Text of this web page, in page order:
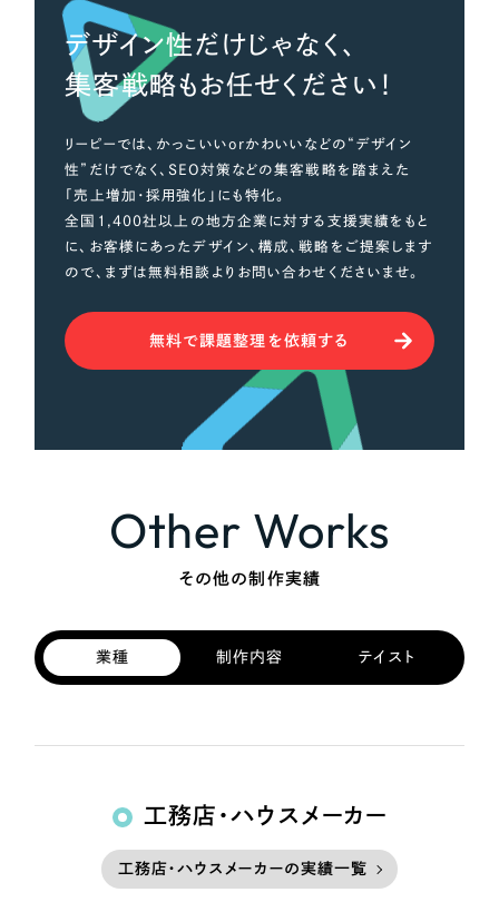
デザイン性だけじゃなく、
集客戦略もお任せください！
リーピーでは、かっこいいorかわいいなどの“デザイン
性”だけでなく、SEO対策などの集客戦略を踏まえた
「売上増加・採用強化」にも特化。
全国1,400社以上の地方企業に対する支援実績をもと
に、お客様にあったデザイン、構成、戦略をご提案します
ので、まずは無料相談よりお問い合わせくださいませ。
無料で課題整理を依頼する
Other Works
その他の制作実績
業種 制作内容 テイスト
工務店・ハウスメーカー
工務店・ハウスメーカーの実績一覧